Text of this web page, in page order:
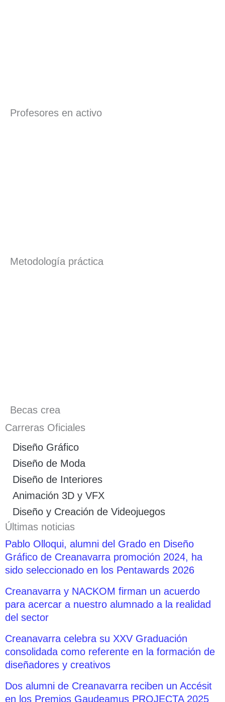
Profesores en activo
Metodología práctica
Becas crea
Carreras Oficiales
Diseño Gráfico
Diseño de Moda
Diseño de Interiores
Animación 3D y VFX
Diseño y Creación de Videojuegos
Últimas noticias
Pablo Olloqui, alumni del Grado en Diseño
Gráfico de Creanavarra promoción 2024, ha
sido seleccionado en los Pentawards 2026
Creanavarra y NACKOM firman un acuerdo
para acercar a nuestro alumnado a la realidad
del sector
Creanavarra celebra su XXV Graduación
consolidada como referente en la formación de
diseñadores y creativos
Dos alumni de Creanavarra reciben un Accésit
en los Premios Gaudeamus PROJECTA 2025